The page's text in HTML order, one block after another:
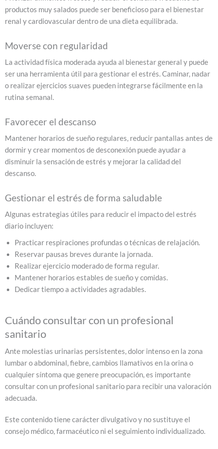
productos muy salados puede ser beneficioso para el bienestar
renal y cardiovascular dentro de una dieta equilibrada.
Moverse con regularidad
La actividad física moderada ayuda al bienestar general y puede
ser una herramienta útil para gestionar el estrés. Caminar, nadar
o realizar ejercicios suaves pueden integrarse fácilmente en la
rutina semanal.
Favorecer el descanso
Mantener horarios de sueño regulares, reducir pantallas antes de
dormir y crear momentos de desconexión puede ayudar a
disminuir la sensación de estrés y mejorar la calidad del
descanso.
Gestionar el estrés de forma saludable
Algunas estrategias útiles para reducir el impacto del estrés
diario incluyen:
Practicar respiraciones profundas o técnicas de relajación.
Reservar pausas breves durante la jornada.
Realizar ejercicio moderado de forma regular.
Mantener horarios estables de sueño y comidas.
Dedicar tiempo a actividades agradables.
Cuándo consultar con un profesional
sanitario
Ante molestias urinarias persistentes, dolor intenso en la zona
lumbar o abdominal, fiebre, cambios llamativos en la orina o
cualquier síntoma que genere preocupación, es importante
consultar con un profesional sanitario para recibir una valoración
adecuada.
Este contenido tiene carácter divulgativo y no sustituye el
consejo médico, farmacéutico ni el seguimiento individualizado.